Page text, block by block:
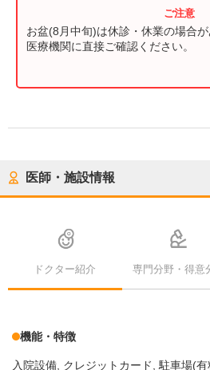
お盆(8月中旬)は休診・休業の場合
医療機関に直接ご確認ください。
医師・施設情報
ドクター紹介 専門分野・得意
機能・特徴
入院設備 クレジットカード 駐車場(有